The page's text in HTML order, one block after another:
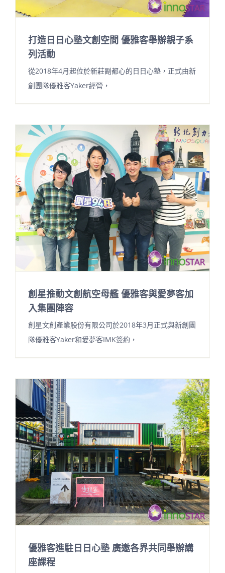
打造日日心塾文創空間 優雅客舉辦親子系
列活動
從2018年4月起位於新莊副都心的日日心塾，正式由新
創團隊優雅客Yaker經營，
創星推動文創航空母艦 優雅客與愛夢客加
入集團陣容
創星文創產業股份有限公司於2018年3月正式與新創團
隊優雅客Yaker和愛夢客IMK簽約，
優雅客進駐日日心塾 廣邀各界共同舉辦講
座課程